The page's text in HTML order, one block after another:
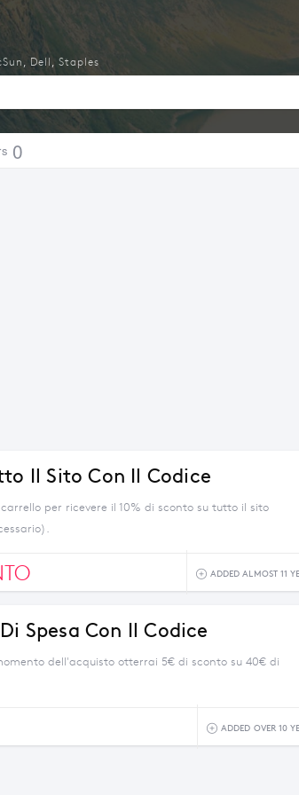
0
, Dell , Staples
Il Sito Con Il Codice
per ricevere il 10% di sconto su tutto il sito
ADDED ALMOST 11
Spesa Con Il Codice
dell'acquisto otterrai 5€ di sconto su 40€ di
ADDED OVER 10